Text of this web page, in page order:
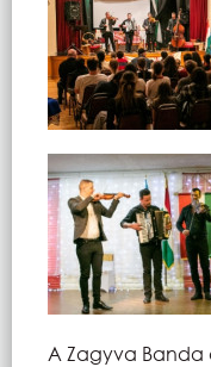
A Zagyva Banda